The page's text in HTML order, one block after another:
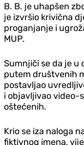
B. B. je uhapšen
je izvršio krivična
proganjanje i
MUP.
Sumnjiči se da je u
putem društvenih
postavljao
i objavljivao video-
oštećenih.
Krio se iza naloga
fiktivnog imena,